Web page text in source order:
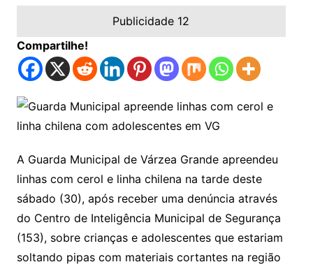
Publicidade 12
Compartilhe!
A Guarda Municipal de Várzea Grande apreendeu
linhas com cerol e linha chilena na tarde deste
sábado (30), após receber uma denúncia através
do Centro de Inteligência Municipal de Segurança
(153), sobre crianças e adolescentes que estariam
soltando pipas com materiais cortantes na região